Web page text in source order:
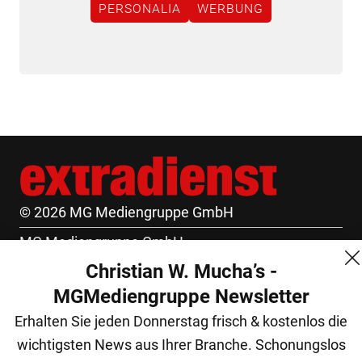
PERSONALIA
WERBUNG
© 2026 MG Mediengruppe GmbH
MG Mediengruppe GmbH
Burgring 1/7
1010 Wien
+43 (1) 522 14 14
Christian W. Mucha’s -
MGMediengruppe Newsletter
Erhalten Sie jeden Donnerstag frisch & kostenlos die
wichtigsten News aus Ihrer Branche. Schonungslos